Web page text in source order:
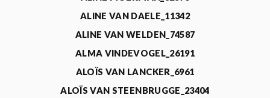
ALINE VAN DAELE_11342
ALINE VAN WELDEN_74587
ALMA VINDEVOGEL_26191
ALOÏS VAN LANCKER_6961
ALOÏS VAN STEENBRUGGE_23404